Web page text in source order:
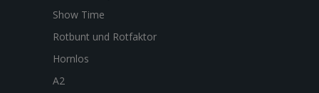
Show Time
Rotbunt und Rotfaktor
Hornlos
A2